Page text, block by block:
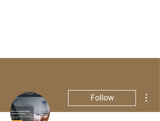
Follow